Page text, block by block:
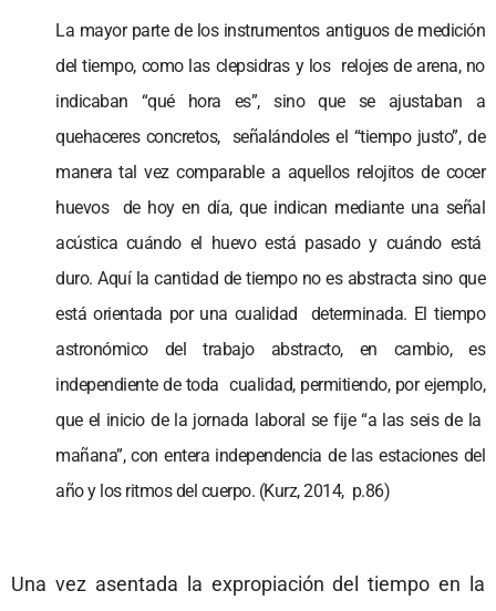
La mayor parte de los instrumentos antiguos de medición
del tiempo, como las clepsidras y los relojes de arena, no
indicaban “qué hora es”, sino que se ajustaban a
quehaceres concretos, señalándoles el “tiempo justo”, de
manera tal vez comparable a aquellos relojitos de cocer
huevos de hoy en día, que indican mediante una señal
acústica cuándo el huevo está pasado y cuándo está
duro. Aquí la cantidad de tiempo no es abstracta sino que
está orientada por una cualidad determinada. El tiempo
astronómico del trabajo abstracto, en cambio, es
independiente de toda cualidad, permitiendo, por ejemplo,
que el inicio de la jornada laboral se fije “a las seis de la
mañana”, con entera independencia de las estaciones del
año y los ritmos del cuerpo. (Kurz, 2014, p.86)
Una vez asentada la expropiación del tiempo en la